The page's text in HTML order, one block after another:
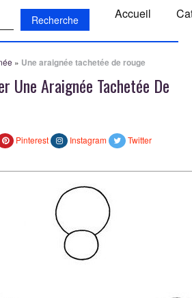
Accueil
» Une araignée tachetée de rouge
Une Araignée Tachetée De
Pinterest Instagram Twitter